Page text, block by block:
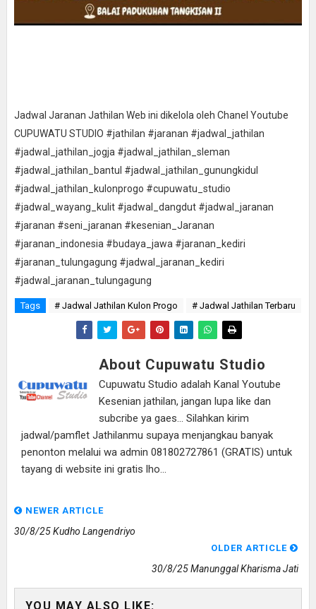
Jadwal Jaranan Jathilan Web ini dikelola oleh Chanel Youtube
CUPUWATU STUDIO #jathilan #jaranan #jadwal_jathilan
#jadwal_jathilan_jogja #jadwal_jathilan_sleman
#jadwal_jathilan_bantul #jadwal_jathilan_gunungkidul
#jadwal_jathilan_kulonprogo #cupuwatu_studio
#jadwal_wayang_kulit #jadwal_dangdut #jadwal_jaranan
#jaranan #seni_jaranan #kesenian_Jaranan
#jaranan_indonesia #budaya_jawa #jaranan_kediri
#jaranan_tulungagung #jadwal_jaranan_kediri
#jadwal_jaranan_tulungagung
Tags # Jadwal Jathilan Kulon Progo # Jadwal Jathilan Terbaru
About Cupuwatu Studio
Cupuwatu Studio adalah Kanal Youtube
Kesenian jathilan, jangan lupa like dan
subcribe ya gaes... Silahkan kirim
jadwal/pamflet Jathilanmu supaya menjangkau banyak
penonton melalui wa admin 081802727861 (GRATIS) untuk
tayang di website ini gratis lho...
NEWER ARTICLE
30/8/25 Kudho Langendriyo
OLDER ARTICLE
30/8/25 Manunggal Kharisma Jati
YOU MAY ALSO LIKE: